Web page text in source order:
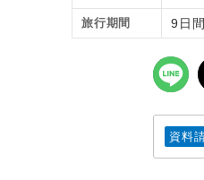
旅行期間 9日間
資料